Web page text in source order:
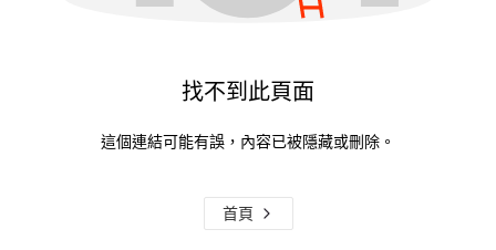
找不到此頁面
這個連結可能有誤，內容已被隱藏或刪除。
首頁